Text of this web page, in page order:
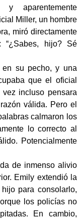
y aparentemente
Miller, un hombre
miró directamente
hijo? Sé
su pecho, y una
que el oficial
incluso pensara
válida. Pero el
calmaron los
lo correcto al
Potencialmente
de inmenso alivio
Emily extendió la
para consolarlo,
los policías no
En cambio,